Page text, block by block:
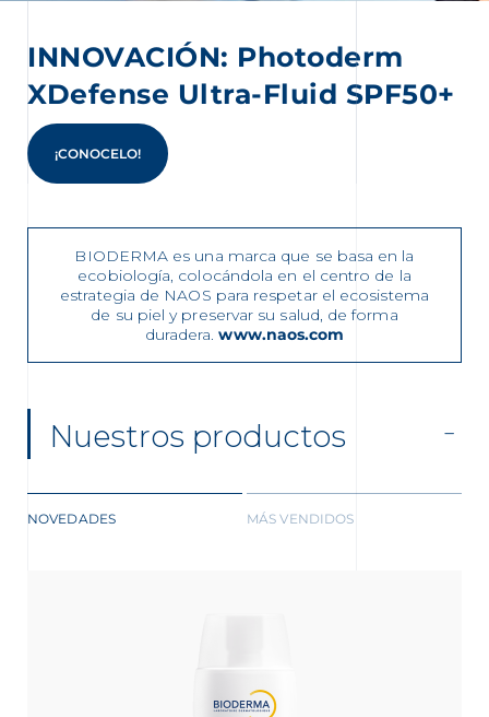
INNOVACIÓN: Photoderm
XDefense Ultra-Fluid SPF50+
¡CONOCELO!
BIODERMA es una marca que se basa en la
ecobiología, colocándola en el centro de la
estrategia de NAOS para respetar el ecosistema
de su piel y preservar su salud, de forma
duradera.www.naos.com
Nuestros productos
NOVEDADES MÁS VENDIDOS